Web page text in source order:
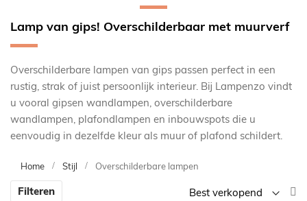
Lamp van gips! Overschilderbaar met muurverf
Overschilderbare lampen van gips passen perfect in een
rustig, strak of juist persoonlijk interieur. Bij Lampenzo vindt
u vooral gipsen wandlampen, overschilderbare
wandlampen, plafondlampen en inbouwspots die u
eenvoudig in dezelfde kleur als muur of plafond schildert.
Home Stijl Overschilderbare lampen
Filteren